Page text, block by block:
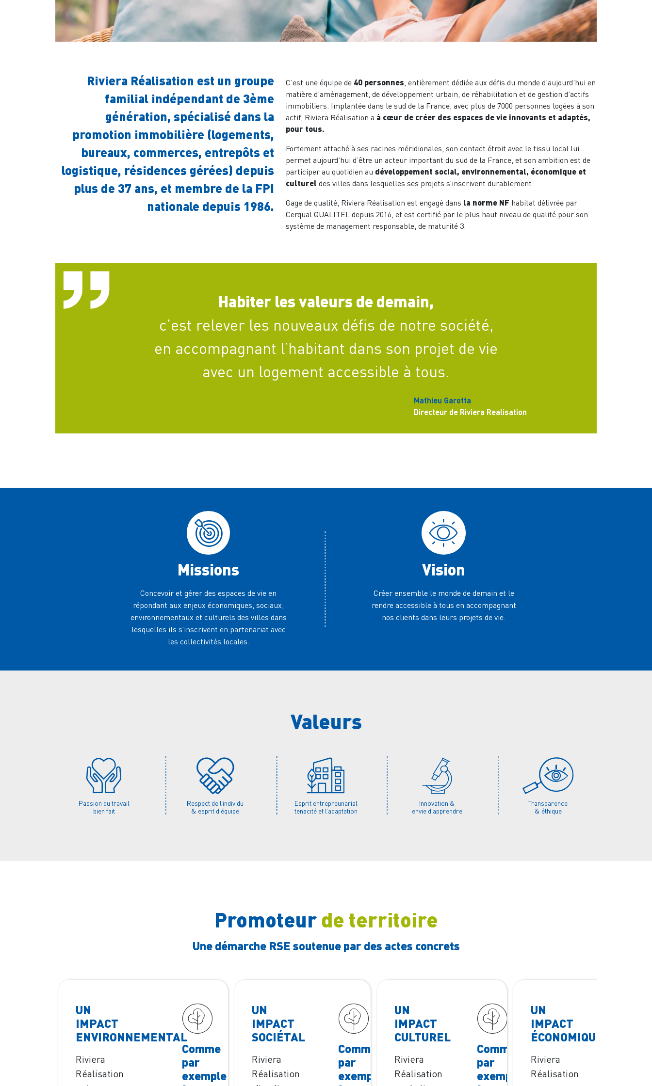
Riviera Réalisation est un groupe
familial indépendant de 3ème
génération, spécialisé dans la
promotion immobilière (logements,
bureaux, commerces, entrepôts et
logistique, résidences gérées) depuis
plus de 37 ans, et membre de la FPI
nationale depuis 1986.
C’est une équipe de 40 personnes , entièrement dédiée aux défis du monde d’aujourd’hui en
matière d’aménagement, de développement urbain, de réhabilitation et de gestion d’actifs
immobiliers. Implantée dans le sud de la France, avec plus de 7000 personnes logées à son
actif, Riviera Réalisation a à cœur de créer des espaces de vie innovants et adaptés,
pour tous.
Fortement attaché à ses racines méridionales, son contact étroit avec le tissu local lui
permet aujourd’hui d’être un acteur important du sud de la France, et son ambition est de
participer au quotidien au développement social, environnemental, économique et
culturel des villes dans lesquelles ses projets s’inscrivent durablement.
Gage de qualité, Riviera Réalisation est engagé dans la norme NF habitat délivrée par
Cerqual QUALITEL depuis 2016, et est certifié par le plus haut niveau de qualité pour son
système de management responsable, de maturité 3.
Habiter les valeurs de demain,
c’est relever les nouveaux défis de notre société,
en accompagnant l’habitant dans son projet de vie
avec un logement accessible à tous.
Mathieu Garotta
Directeur de Riviera Realisation
Missions
Concevoir et gérer des espaces de vie en
répondant aux enjeux économiques, sociaux,
environnementaux et culturels des villes dans
lesquelles ils s’inscrivent en partenariat avec
les collectivités locales.
Vision
Créer ensemble le monde de demain et le
rendre accessible à tous en accompagnant
nos clients dans leurs projets de vie.
Valeurs
Passion du travail
bien fait
Respect de l’individu
& esprit d’équipe
Esprit entrepreunarial
tenacité et l’adaptation
Innovation &
envie d'apprendre
Transparence
& éthique
Promoteur de territoire
Une démarche RSE soutenue par des actes concrets
UN
IMPACT
ENVIRONNEMENTAL
Riviera
Réalisation
Comme
par
exemple
UN
IMPACT
SOCIÉTAL
Riviera
Réalisation
Comme
par
exemple
UN
IMPACT
CULTUREL
Riviera
Réalisation
Comme
par
exemple
UN
IMPACT
ÉCONOMIQUE
Riviera
Réalisation